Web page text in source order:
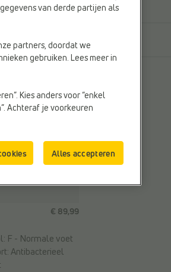
€ 89,99
F - Normale voet
Antibacterieel
van derde partijen als
partners, doordat we
gebruiken. Lees meer in
Kies anders voor “enkel
Achteraf je voorkeuren
Alles accepteren